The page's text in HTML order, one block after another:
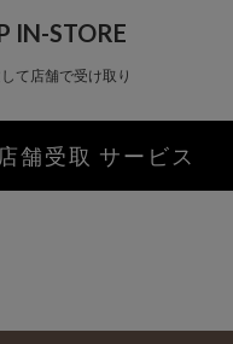
IN-STORE
て店舗で受け取り
店舗受取 サービス